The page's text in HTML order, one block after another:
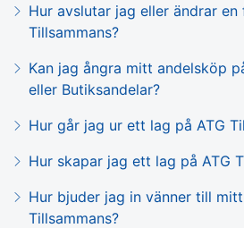
Hur avslutar jag eller ändrar en
Tillsammans?
Kan jag ångra mitt andelsköp
eller Butiksandelar?
Hur går jag ur ett lag på ATG
Hur skapar jag ett lag på ATG
Hur bjuder jag in vänner till
Tillsammans?